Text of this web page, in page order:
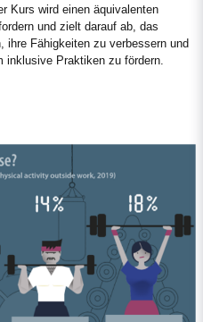
Kurs wird einen äquivalenten
und zielt darauf ab, das
ihre Fähigkeiten zu verbessern und
inklusive Praktiken zu fördern.